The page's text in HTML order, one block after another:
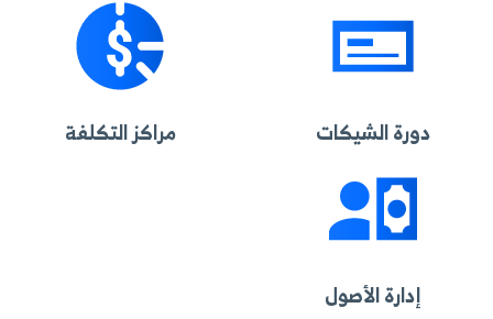
دورة الشيكات مراكز التكلفة
إدارة الأصول